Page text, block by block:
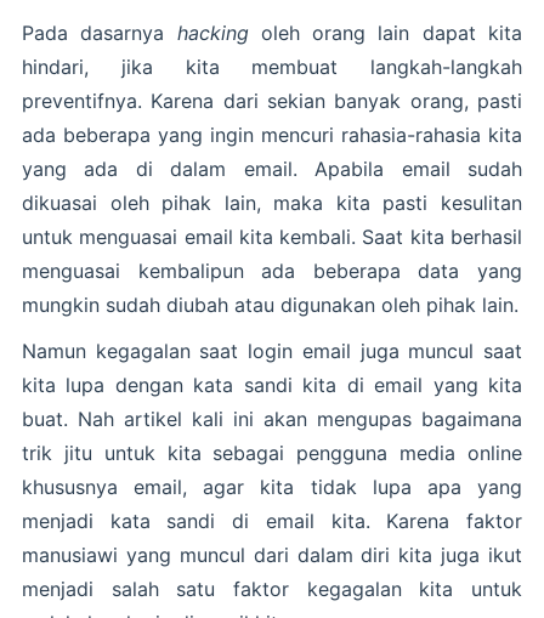
Pada dasarnya hackingoleh orang lain dapat kita
hindari, jika kita membuat langkah-langkah
preventifnya. Karena dari sekian banyak orang, pasti
ada beberapa yang ingin mencuri rahasia-rahasia kita
yang ada di dalam email. Apabila email sudah
dikuasai oleh pihak lain, maka kita pasti kesulitan
untuk menguasai email kita kembali. Saat kita berhasil
menguasai kembalipun ada beberapa data yang
mungkin sudah diubah atau digunakan oleh pihak lain.
Namun kegagalan saat login email juga muncul saat
kita lupa dengan kata sandi kita di email yang kita
buat. Nah artikel kali ini akan mengupas bagaimana
trik jitu untuk kita sebagai pengguna media online
khususnya email, agar kita tidak lupa apa yang
menjadi kata sandi di email kita. Karena faktor
manusiawi yang muncul dari dalam diri kita juga ikut
menjadi salah satu faktor kegagalan kita untuk